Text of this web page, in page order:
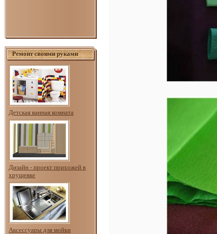
Ремонт своими руками
Детская ванная комната
Дизайн - проект прихожей в
хрущевке
Аксессуары для мойки